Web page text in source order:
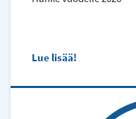
Lue lisää